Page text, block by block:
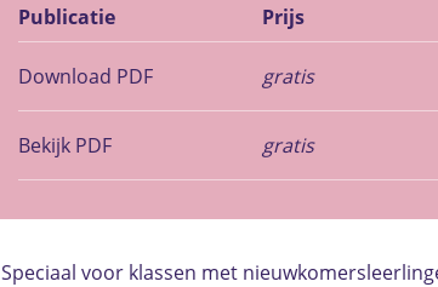
Publicatie Prijs
Download PDF gratis
Bekijk PDF gratis
Speciaal voor klassen met